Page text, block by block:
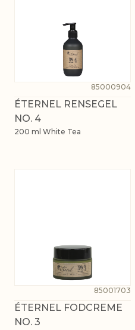
85000904
ÉTERNEL RENSEGEL
NO. 4
200 ml White Tea
85001703
ÉTERNEL FODCREME
NO. 3